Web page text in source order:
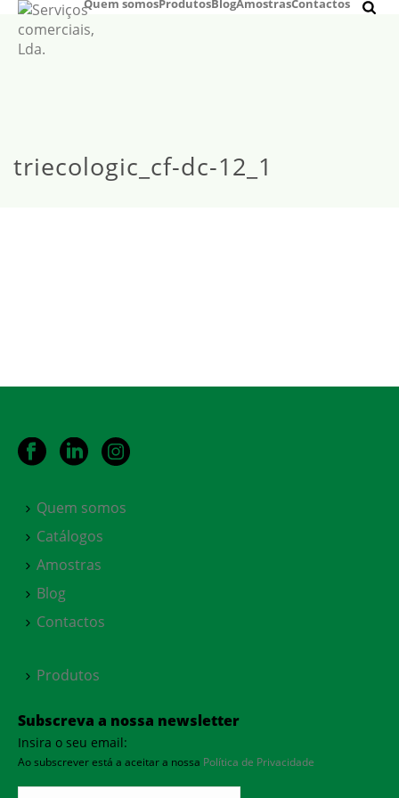
Quem somosProdutosBlogAmostrasContactos
triecologic_cf-dc-12_1
Quem somos
Catálogos
Amostras
Blog
Contactos
Produtos
Subscreva a nossa newsletter
Insira o seu email:
Ao subscrever está a aceitar a nossa Política de Privacidade